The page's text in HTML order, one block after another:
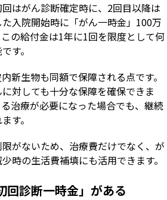
はがん診断確定時に、2回目以降は
入院開始時に「がん一時金」100万
の給付金は1年に1回を限度として何
す。
新生物も同額で保障される点です。
対しても十分な保障を確保できま
治療が必要になった場合でも、継続
す。
がないため、治療費だけでなく、が
時の生活費補填にも活用できます。
回診断一時金」がある